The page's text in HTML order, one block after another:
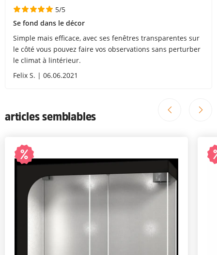
5/5
Se fond dans le décor
Simple mais efficace, avec ses fenêtres transparentes sur
le côté vous pouvez faire vos observations sans perturber
le climat à lintérieur.
Felix S. | 06.06.2021
articles semblables